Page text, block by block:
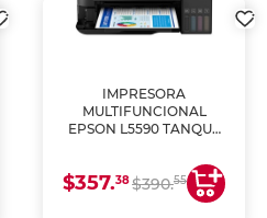
IMPRESORA
MULTIFUNCIONAL
EPSON L5590 TANQUE
COPIA Y ESCANEA)
$357.38$390.55